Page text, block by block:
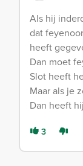
Als hij
dat
heeft
Dan moet
Slot heeft
Maar als je
Dan heeft
3